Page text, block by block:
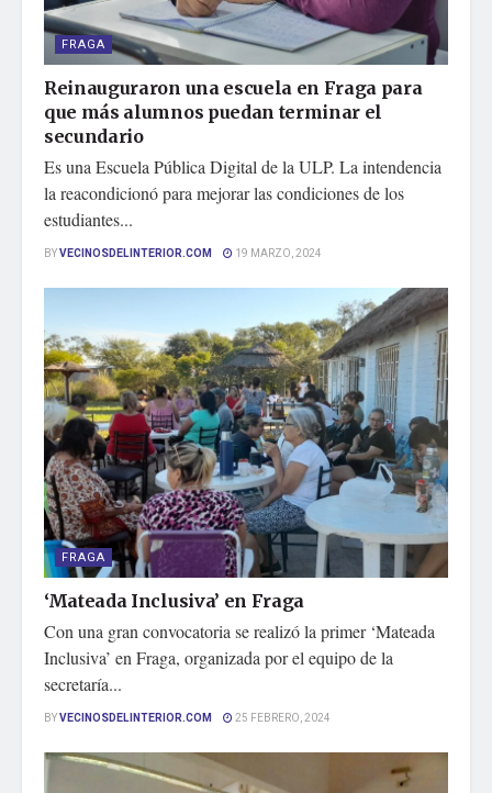
FRAGA
Reinauguraron una escuela en Fraga para
que más alumnos puedan terminar el
secundario
Es una Escuela Pública Digital de la ULP. La intendencia
la reacondicionó para mejorar las condiciones de los
estudiantes...
BYVECINOSDELINTERIOR.COM 19 MARZO, 2024
FRAGA
‘Mateada Inclusiva’ en Fraga
Con una gran convocatoria se realizó la primer ‘Mateada
Inclusiva’ en Fraga, organizada por el equipo de la
secretaría...
BYVECINOSDELINTERIOR.COM 25 FEBRERO, 2024